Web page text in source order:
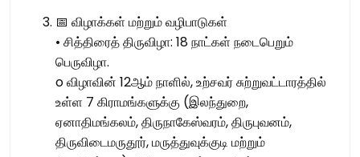
📅 விழாக்கள் மற்றும் வழிபாடுகள்
• சித்திரைத் திருவிழா: 18 நாட்கள் நடைபெறும்
பெருவிழா.
o விழாவின் 12ஆம் நாளில், உற்சவர் சுற்றுவட்டாரத்தில்
உள்ள 7 கிராமங்களுக்கு (இலந்துறை,
ஏனாதிமங்கலம், திருநாகேஸ்வரம், திருபுவனம்,
திருவிடைமருதூர், மருத்துவுக்குடி மற்றும்